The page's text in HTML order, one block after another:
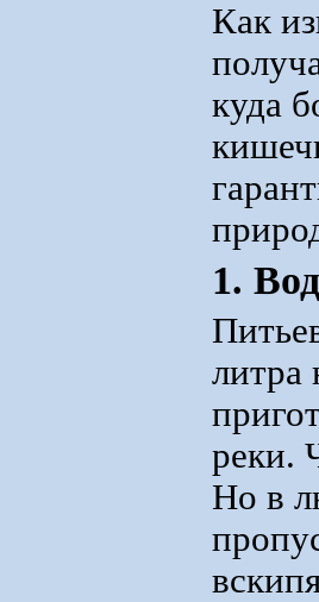
Как
куда
1.
литра
реки.
Но в